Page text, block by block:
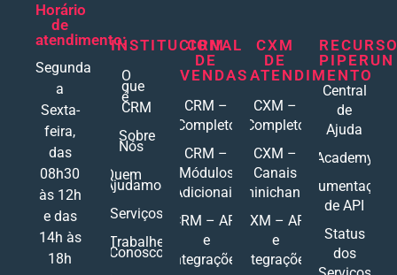
Horário
de
atendimento:
Segunda
a
Sexta-
feira,
das
08h30
às 12h
e das
14h às
18h
INSTITUCIONAL
O
que
é
CRM
Sobre
Nós
Quem
Ajudamos
Serviços
Trabalhe
Conosco
CRM
DE
VENDAS
CRM –
Completo
CRM –
Módulos
Adicionais
CRM – API
e
Integrações
CXM
DE
ATENDIMENTO
CXM –
Completo
CXM –
Canais
Ominichannel
CXM – API
e
Integrações
PIPERUN
Central
de
Ajuda
Academy
Documentações
de API
Status
dos